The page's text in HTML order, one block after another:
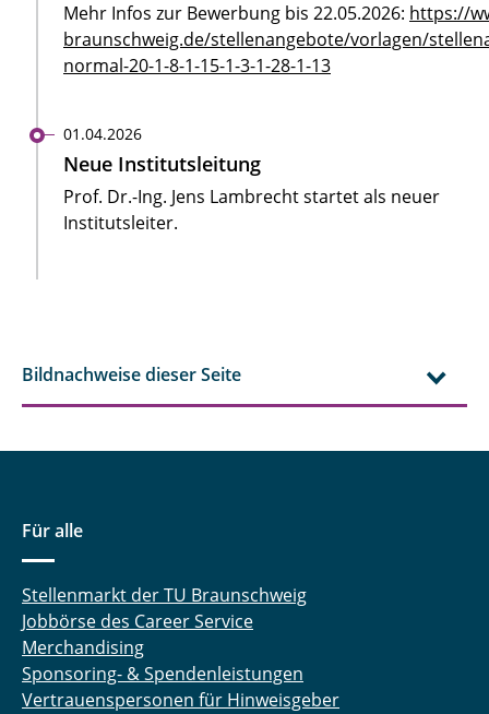
Mehr Infos zur Bewerbung bis 22.05.2026: https://
braunschweig.de/stellenangebote/vorlagen/
normal-20-1-8-1-15-1-3-1-28-1-13
01.04.2026
Neue Institutsleitung
Prof. Dr.-Ing. Jens Lambrecht startet als neuer
Institutsleiter.
Bildnachweise dieser Seite
Für alle
Stellenmarkt der TU Braunschweig
Jobbörse des Career Service
Merchandising
Sponsoring- & Spendenleistungen
Vertrauenspersonen für Hinweisgeber